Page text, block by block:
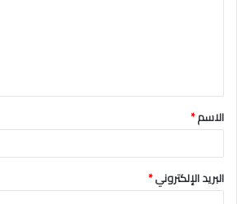
ق
*
الاسم*
البريد الإلكتروني*